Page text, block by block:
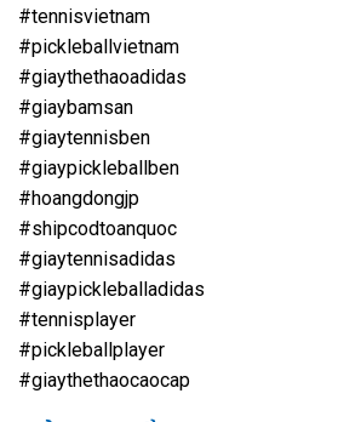
#tennisvietnam
#pickleballvietnam
#giaythethaoadidas
#giaybamsan
#giaytennisben
#giaypickleballben
#hoangdongjp
#shipcodtoanquoc
#giaytennisadidas
#giaypickleballadidas
#tennisplayer
#pickleballplayer
#giaythethaocaocap